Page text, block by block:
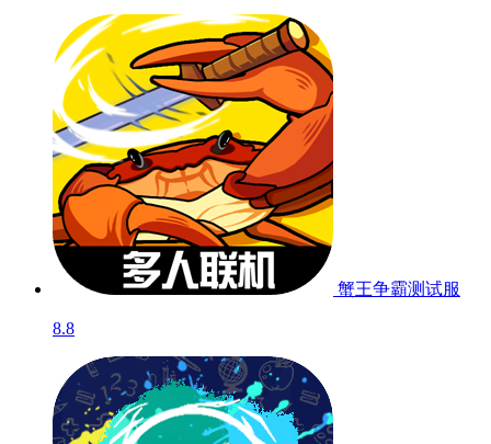
蟹王争霸测试服
8.8